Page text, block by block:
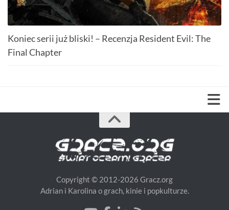
Koniec serii już bliski! – Recenzja Resident Evil: The
Final Chapter
Copyright © 2012-2026 Gracz.org
Adrian i Karolina o grach, kinie i popkulturze.